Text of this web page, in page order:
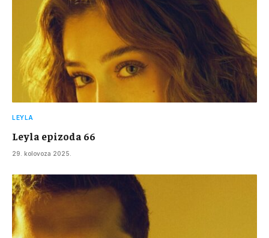
LEYLA
Leyla epizoda 66
29. kolovoza 2025.